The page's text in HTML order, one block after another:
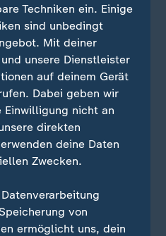
nicht zu
Musiala
hadert. Vieles wirkt bei
zu verspielt. Und
geradeKai Havertz
zu wenige
Letzterer schien von der
besonders
hart auf dem Boden
Techniken ein. Einige
sind unbedingt
Mit deiner
unsere Dienstleister
auf deinem Gerät
Dabei geben wir
Einwilligung nicht an
direkten
deine Daten
Zwecken.
von
ermöglicht uns, dein